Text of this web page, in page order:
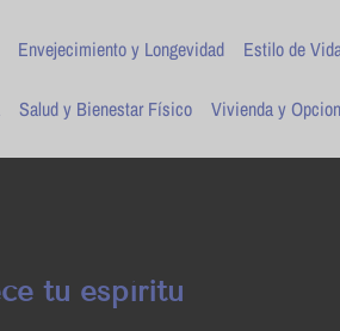
Envejecimiento y Longevidad Estilo de
Salud y Bienestar Físico Vivienda y
tu espíritu